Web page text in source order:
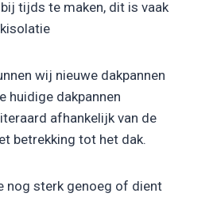
tijds te maken, dit is vaak
wij nieuwe dakpannen
huidige dakpannen
afhankelijk van de
betrekking tot het dak.
nog sterk genoeg of dient